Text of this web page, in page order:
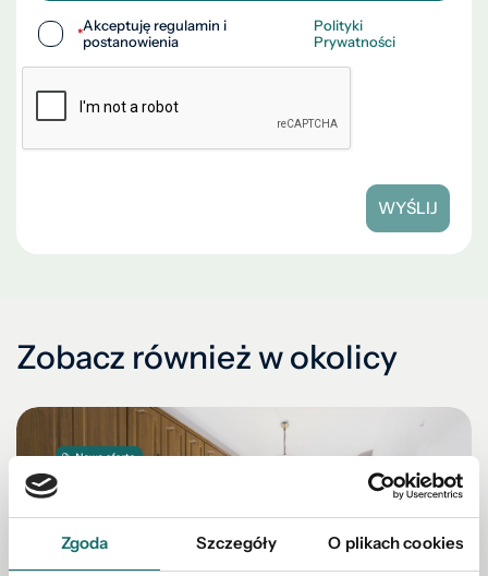
Zgoda Szczegóły O plikach cookies
*Akceptuję regulamin i
postanowienia
Polityki
Prywatności
WYŚLIJ
Zobacz również w okolicy